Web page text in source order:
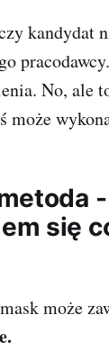
kandydat
No, ale
się
może